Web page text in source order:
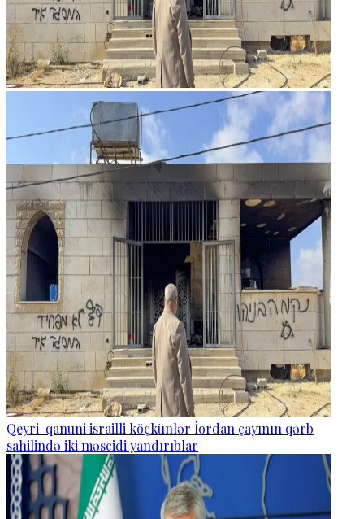
Qeyri-qanuni israilli köçkünlər İordan çayının qərb
sahilində iki məscidi yandırıblar